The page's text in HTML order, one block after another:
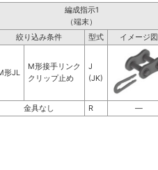
編成指示1
（端末）
絞り込み条件
型式 イメージ図
形JL
M形接手リンク
クリップ止め
J
(JK)
金具なし R ―